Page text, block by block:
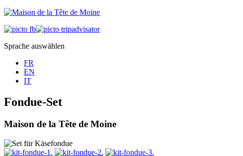
Sprache auswählen
FR
EN
IT
Fondue-Set
Maison de la Tête de Moine